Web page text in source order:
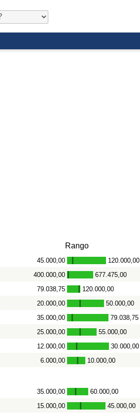
Rango
45.000,00 - 120.000,00
400.000,00 - 677.475,00
79.038,75 - 120.000,00
20.000,00 - 50.000,00
35.000,00 - 79.038,75
25.000,00 - 55.000,00
12.000,00 - 30.000,00
6.000,00 - 10.000,00
35.000,00 - 60.000,00
15.000,00 - 45.000,00